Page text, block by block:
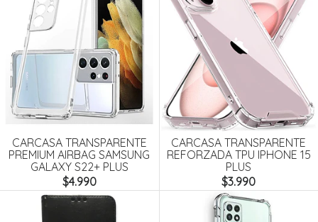
CARCASA TRANSPARENTE
PREMIUM AIRBAG SAMSUNG
GALAXY S22+ PLUS
$4.990
CARCASA TRANSPARENTE
REFORZADA TPU IPHONE 15
PLUS
$3.990